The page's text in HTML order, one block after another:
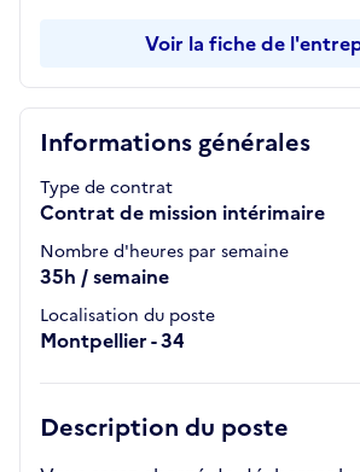
Informations générales
Type de contrat
Contrat de mission intérimaire
Nombre d'heures par semaine
35h / semaine
Localisation du poste
Montpellier - 34
Description du poste
Voir la fiche de